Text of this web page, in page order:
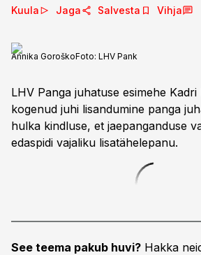
Kuula Jaga Salvesta Vihja
Annika GoroškoFoto: LHV Pank
LHV Panga juhatuse esimehe
kogenud juhi lisandumine panga
hulka kindluse, et jaepanganduse
edaspidi vajaliku lisatähelepanu.
See teema pakub huvi? Hakka